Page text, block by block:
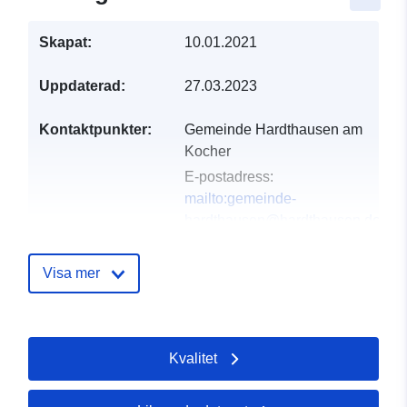
Skapat: 10.01.2021
Uppdaterad: 27.03.2023
Kontaktpunkter:
Gemeinde Hardthausen am
Kocher
E-postadress:
mailto:gemeinde-
http://www.hardthausen.de
Katalogregister: Läggs till i data.europa.eu: 21
Visa mer
Kvalitet